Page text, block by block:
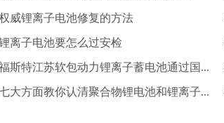
威锂离子电池修复的方法
离子电池要怎么过安检
斯特江苏软包动力锂离子蓄电池通过国...
大方面教你认清聚合物锂电池和锂离子...